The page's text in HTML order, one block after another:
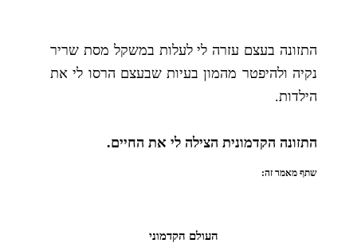
התזונה בעצם עזרה לי לעלות במשקל מסת שריר
נקיה ולהיפטר מהמון בעיות שבעצם הרסו לי את
הילדות.
התזונה הקדמונית הצילה לי את החיים.
שתף מאמר זה:
העולם הקדמוני